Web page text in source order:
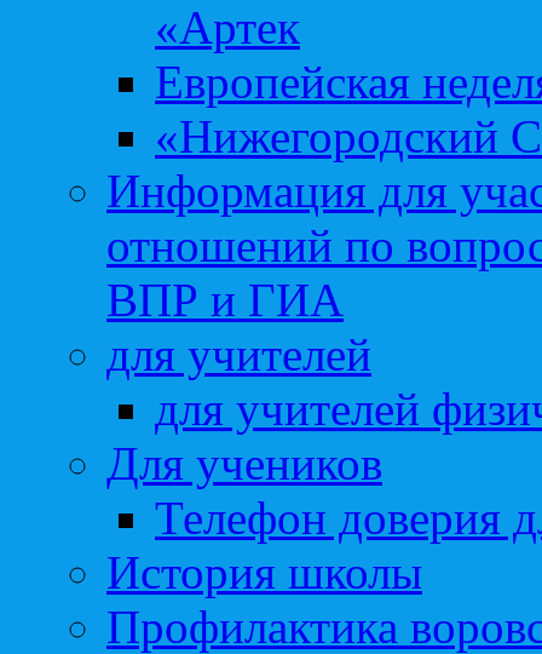
«Артек
Европейская
«Нижегородский
Информация для
отношений по
ВПР и ГИА
для учителей
для учителей
Для учеников
Телефон доверия
История школы
Профилактика